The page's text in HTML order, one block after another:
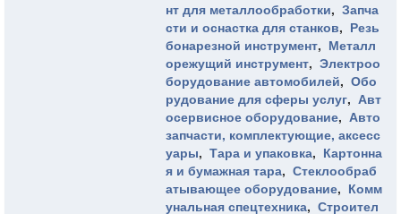
нт для металлообработки, Запча
сти и оснастка для станков, Резь
бонарезной инструмент, Металл
орежущий инструмент, Электроо
борудование автомобилей, Обо
рудование для сферы услуг, Авт
осервисное оборудование, Авто
запчасти, комплектующие, аксесс
уары, Тара и упаковка, Картонна
я и бумажная тара, Стеклообраб
атывающее оборудование, Комм
унальная спецтехника, Строител